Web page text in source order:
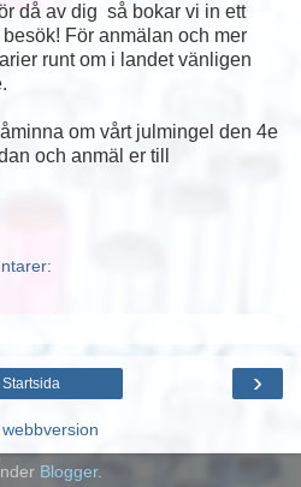
då av dig så bokar vi in ett
För anmälan och mer
runt om i landet vänligen
om vårt julmingel den 4e
och anmäl er till
›
Startsida
Blogger.